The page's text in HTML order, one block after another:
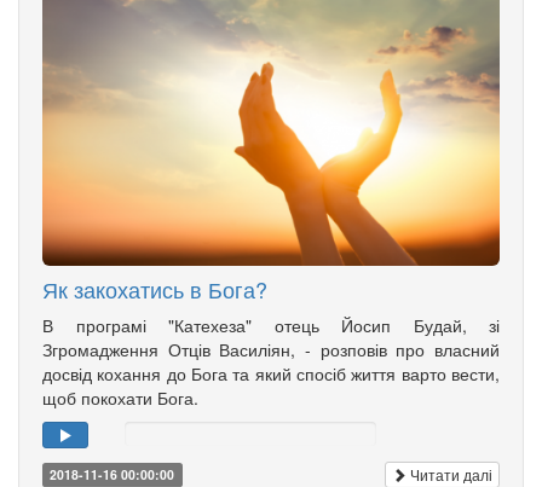
Як закохатись в Бога?
В програмі "Катехеза" отець Йосип Будай, зі
Згромадження Отців Василіян, - розповів про власний
досвід кохання до Бога та який спосіб життя варто вести,
щоб покохати Бога.
2018-11-16 00:00:00 Читати далі